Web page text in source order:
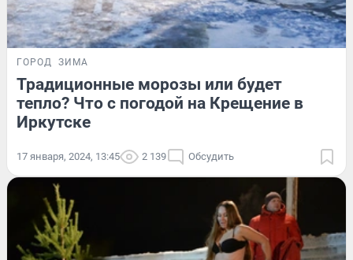
ГОРОД ЗИМА
Традиционные морозы или будет
тепло? Что с погодой на Крещение в
Иркутске
17 января, 2024, 13:45 2 139 Обсудить